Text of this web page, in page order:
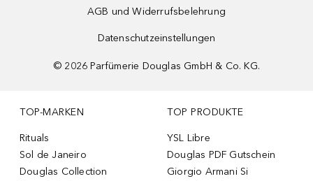
AGB und Widerrufsbelehrung
Datenschutzeinstellungen
© 2026 Parfümerie Douglas GmbH & Co. KG.
TOP-MARKEN
Rituals
Sol de Janeiro
Douglas Collection
TOP PRODUKTE
YSL Libre
Douglas PDF Gutschein
Giorgio Armani Si